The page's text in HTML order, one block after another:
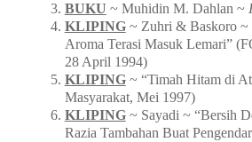
BUKU ~ Muhidin M. Dahlan ~
KLIPING~ Zuhri & Baskoro ~
Aroma Terasi Masuk Lemari”
28 April 1994)
KLIPING~ “Timah Hitam di
Masyarakat, Mei 1997)
KLIPING~ Sayadi ~ “Bersih
Razia Tambahan Buat